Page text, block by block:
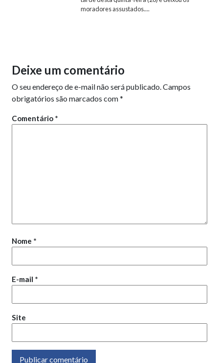
moradores assustados....
Deixe um comentário
O seu endereço de e-mail não será publicado.Campos
obrigatórios são marcados com*
Comentário *
Nome *
E-mail *
Site